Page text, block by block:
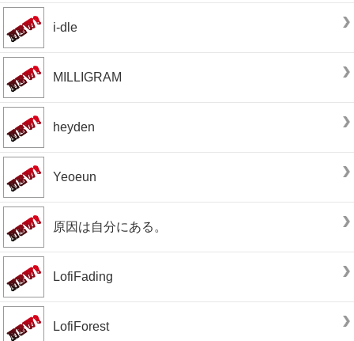
i-dle
MILLIGRAM
heyden
Yeoeun
原因は自分にある。
LofiFading
LofiForest